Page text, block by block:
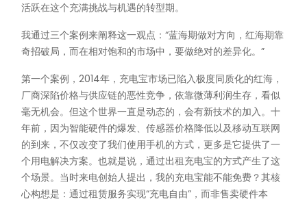
活跃在这个充满挑战与机遇的转型期。
我通过三个案例来阐释这一观点：“蓝海期做对方向，红海期靠
奇招破局，而在相对饱和的市场中，要做绝对的差异化。”
第一个案例，2014年，充电宝市场已陷入极度同质化的红海，
厂商深陷价格与供应链的恶性竞争，依靠微薄利润生存，看似
毫无机会。但这个世界一直是动态的，会有新技术的加入。十
年前，因为智能硬件的爆发、传感器价格降低以及移动互联网
的到来，不仅改变了我们使用手机的方式，更多是它提供了一
个用电解决方案。也就是说，通过出租充电宝的方式产生了这
个场景。当时来电创始人提出，我的充电宝能不能免费？其核
心构想是：通过租赁服务实现“充电自由”，而非售卖硬件本